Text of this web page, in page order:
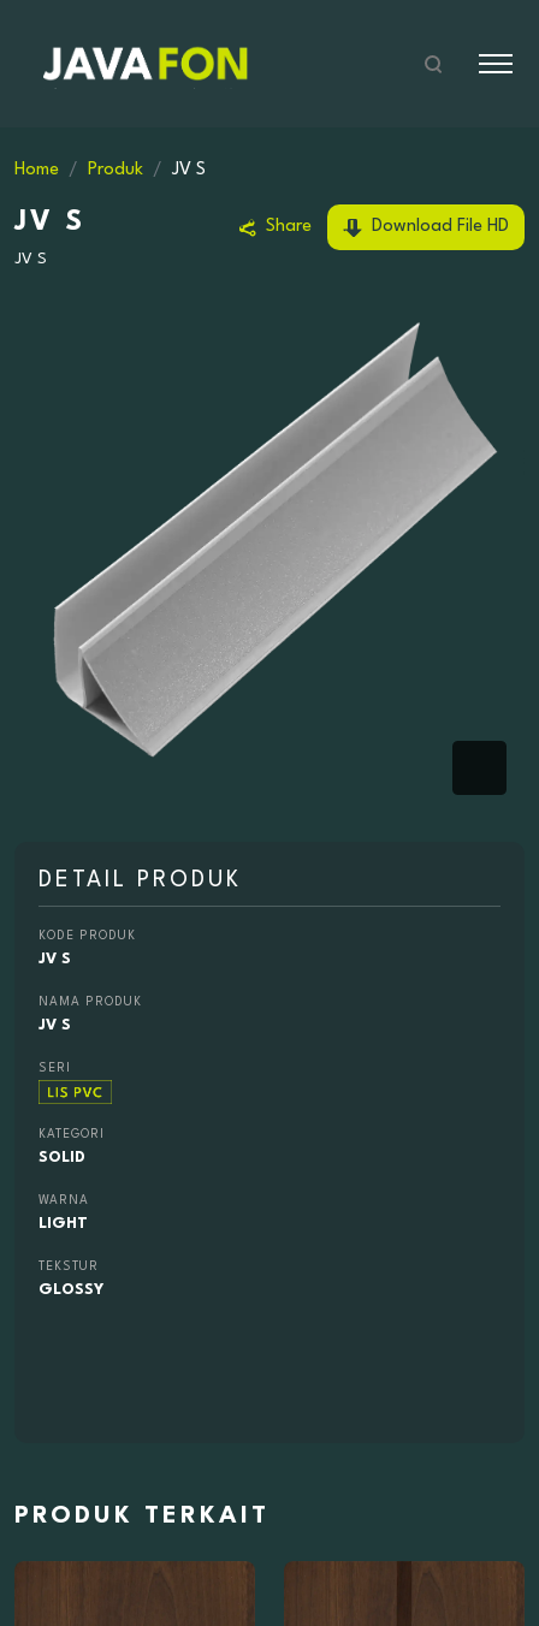
Home Produk JV S
JV S
JV S
Share Download File HD
DETAIL PRODUK
KODE PRODUK
JV S
NAMA PRODUK
JV S
SERI
KATEGORI
SOLID
WARNA
LIGHT
TEKSTUR
GLOSSY
PRODUK TERKAIT